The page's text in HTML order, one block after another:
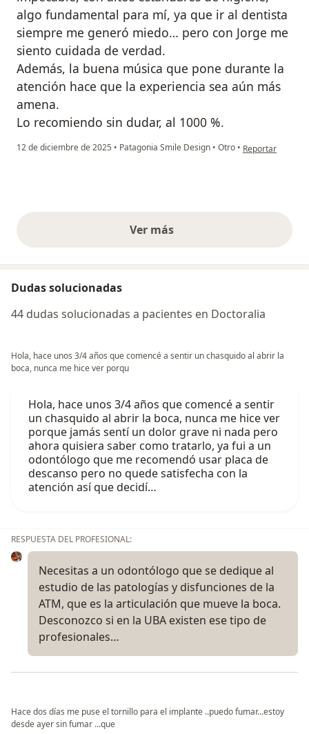
algo fundamental para mí, ya que ir al dentista
siempre me generó miedo… pero con Jorge me
siento cuidada de verdad.
Además, la buena música que pone durante la
atención hace que la experiencia sea aún más
amena.
Lo recomiendo sin dudar, al 1000 %.
12 de diciembre de 2025 • Patagonia Smile Design • Otro • en opinión del
Reportar
Ver másopiniones anteriores
Dudas solucionadas
44 dudas solucionadas a pacientes en Doctoralia
Hola, hace unos 3/4 años que comencé a sentir un chasquido al abrir la
boca, nunca me hice ver porqu
Hola, hace unos 3/4 años que comencé a sentir
un chasquido al abrir la boca, nunca me hice ver
porque jamás sentí un dolor grave ni nada pero
ahora quisiera saber como tratarlo, ya fui a un
odontólogo que me recomendó usar placa de
descanso pero no quede satisfecha con la
atención así que decidí…
RESPUESTA DEL PROFESIONAL:
Necesitas a un odontólogo que se dedique al
estudio de las patologías y disfunciones de la
ATM, que es la articulación que mueve la boca.
Desconozco si en la UBA existen ese tipo de
profesionales…
Hace dos días me puse el tornillo para el implante ..puedo fumar...estoy
desde ayer sin fumar ...que